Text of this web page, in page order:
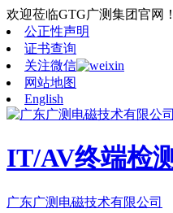
欢迎莅临GTG广测集团官网！
公正性声明
证书查询
关注微信
网站地图
English
IT/AV终端检
广东广测电磁技术有限公司